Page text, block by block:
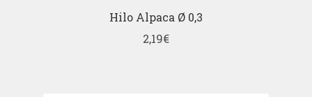
Hilo Alpaca Ø 0,3
2,19€